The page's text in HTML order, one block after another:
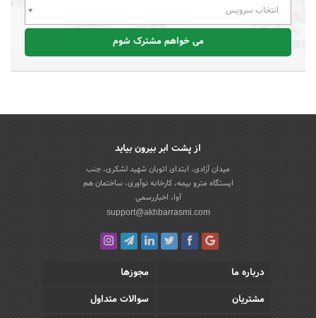
انتخاب سرویس
می خواهم مشترک شوم
از پشت ابر بیرون بیاید
میدان آزادی، ابتدای اتوبان شهید لشکری، جنب
ایستگاه مترو بیمه، کارخانه نوآوری، ساختمان هم
آوا، اخباررسمی
support@akhbarrasmi.com
درباره ما
مجوزها
مشتریان
سوالات متداول